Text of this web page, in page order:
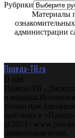
Рубрики
Материалы
администрации
Правда-ТВ.ru
О нас
Правда-ТВ -
только при
оригинал в
@2023 -
правообладателям.